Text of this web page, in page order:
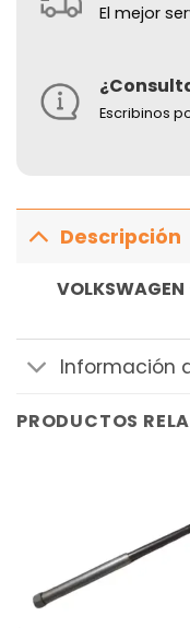
El mejor
Escribinos
Descripción
VOLKSWAGEN
Información
PRODUCTOS